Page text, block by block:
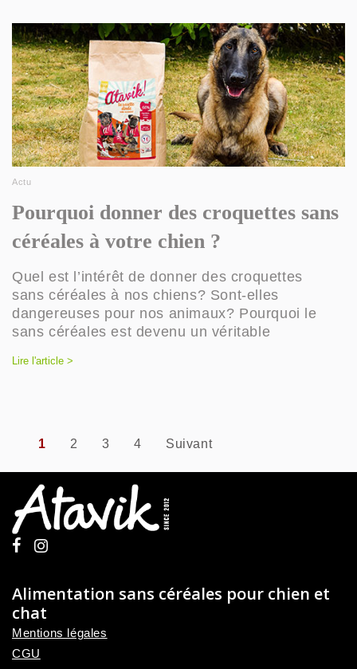
Actu
Pourquoi donner des croquettes sans
céréales à votre chien ?
Quel est l’intérêt de donner des croquettes
sans céréales à nos chiens? Sont-elles
dangereuses pour nos animaux? Pourquoi le
sans céréales est devenu un véritable
Lire l'article >
1 2 3 4 Suivant
Alimentation sans céréales pour chien et
chat
Mentions légales
CGU